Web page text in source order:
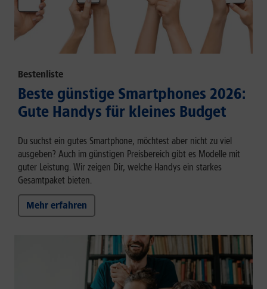
Bestenliste
Beste günstige Smartphones 2026:
Gute Handys für kleines Budget
Du suchst ein gutes Smartphone, möchtest aber nicht zu viel
ausgeben? Auch im günstigen Preisbereich gibt es Modelle mit
guter Leistung. Wir zeigen Dir, welche Handys ein starkes
Gesamtpaket bieten.
Mehr erfahren